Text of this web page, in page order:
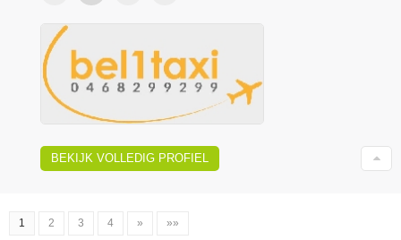
BEKIJK VOLLEDIG PROFIEL
1 2 3 4 » »»